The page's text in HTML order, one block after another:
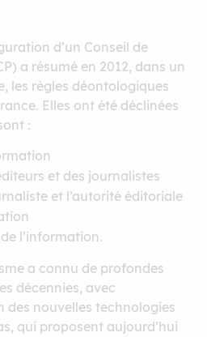
d’un Conseil de
a résumé en 2012, dans un
les règles déontologiques
Elles ont été déclinées
:
et des journalistes
et l’autorité éditoriale
l’information.
a connu de profondes
décennies, avec
des nouvelles technologies
qui proposent aujourd’hui